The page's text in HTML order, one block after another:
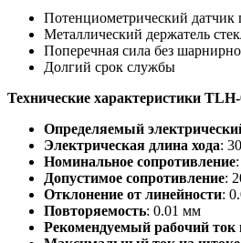
Потенциометрический датчик
Металлический держатель
Поперечная сила без
Долгий срок службы
Технические характеристики
Определяемый
Электрическая длина хода:
Номинальное сопротивление
Допустимое сопротивление:
Отклонение от линейности:
Повторяемость: 0.01 мм
Рекомендуемый рабочий ток